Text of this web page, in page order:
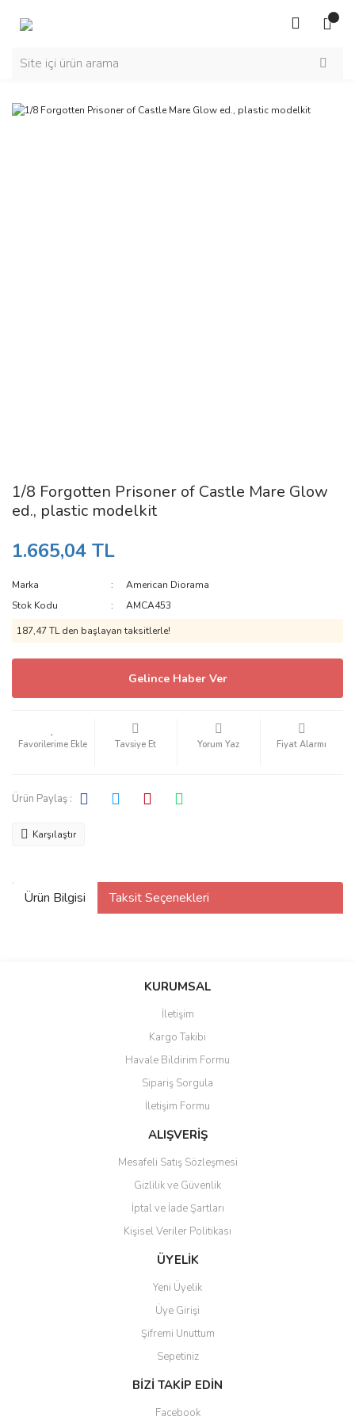
1/8 Forgotten Prisoner of Castle Mare Glow
ed., plastic modelkit
1.665,04 TL
Marka
American Diorama
Stok Kodu
AMCA453
187,47 TL den başlayan taksitlerle!
Gelince Haber Ver
Tavsiye Et Yorum Yaz Fiyat Alarmı
Ürün Paylaş :
Karşılaştır
Ürün Bilgisi Taksit Seçenekleri
KURUMSAL
İletişim
Kargo Takibi
Havale Bildirim Formu
Sipariş Sorgula
İletişim Formu
ALIŞVERİŞ
Mesafeli Satış Sözleşmesi
Gizlilik ve Güvenlik
İptal ve İade Şartları
Kişisel Veriler Politikası
ÜYELİK
Yeni Üyelik
Üye Girişi
Şifremi Unuttum
Sepetiniz
BİZİ TAKİP EDİN
Facebook